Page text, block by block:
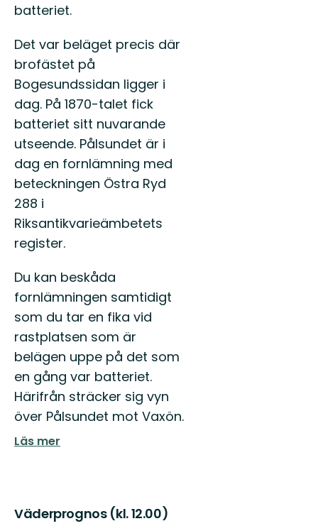
batteriet.
Det var beläget precis där
brofästet på
Bogesundssidan ligger i
dag. På 1870-talet fick
batteriet sitt nuvarande
utseende. Pålsundet är i
dag en fornlämning med
beteckningen Östra Ryd
288 i
Riksantikvarieämbetets
register.
Du kan beskåda
fornlämningen samtidigt
som du tar en fika vid
rastplatsen som är
belägen uppe på det som
en gång var batteriet.
Härifrån sträcker sig vyn
över Pålsundet mot Vaxön.
Läs mer
Väderprognos (kl. 12.00)